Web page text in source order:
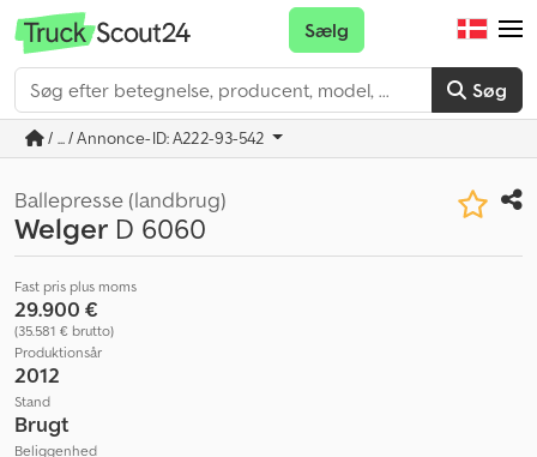
Søg
Sælg
/ ... / Annonce-ID: A222-93-542
Ballepresse (landbrug)
Welger D 6060
Fast pris plus moms
29.900 €
(35.581 € brutto)
Produktionsår
2012
Stand
Brugt
Beliggenhed